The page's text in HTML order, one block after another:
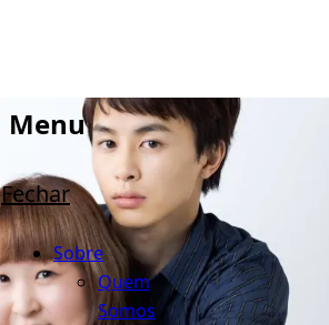
Menu
Fechar
Sobre
Quem
Somos